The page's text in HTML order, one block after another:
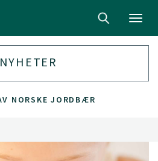
NYHETER
NORSKE JORDBÆR